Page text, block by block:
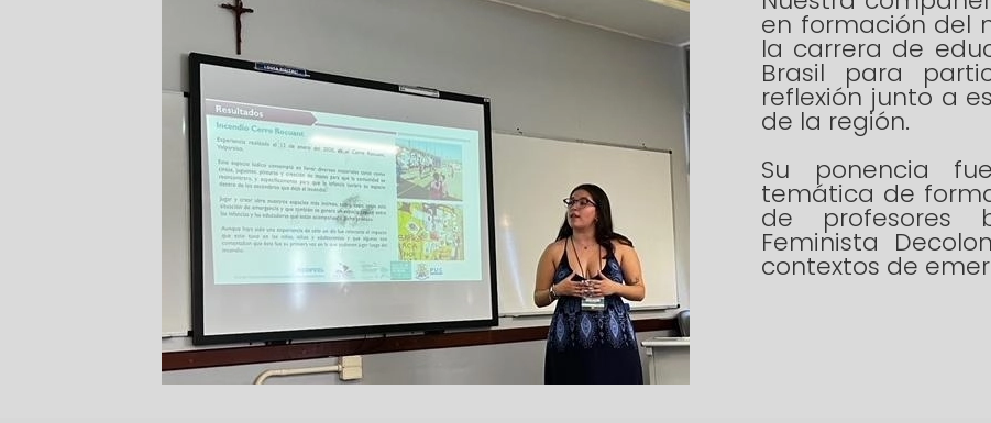
en formación del
la carrera de
Brasil para
reflexión junto a
de la región.
Su ponencia
temática de
de profesores
Feminista
contextos de